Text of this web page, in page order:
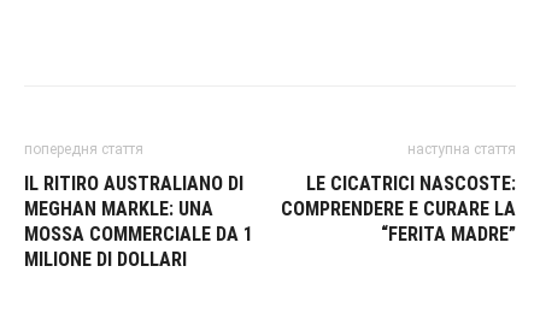
попередня стаття
IL RITIRO AUSTRALIANO DI
MEGHAN MARKLE: UNA
MOSSA COMMERCIALE DA 1
MILIONE DI DOLLARI
наступна стаття
LE CICATRICI NASCOSTE:
COMPRENDERE E CURARE LA
“FERITA MADRE”